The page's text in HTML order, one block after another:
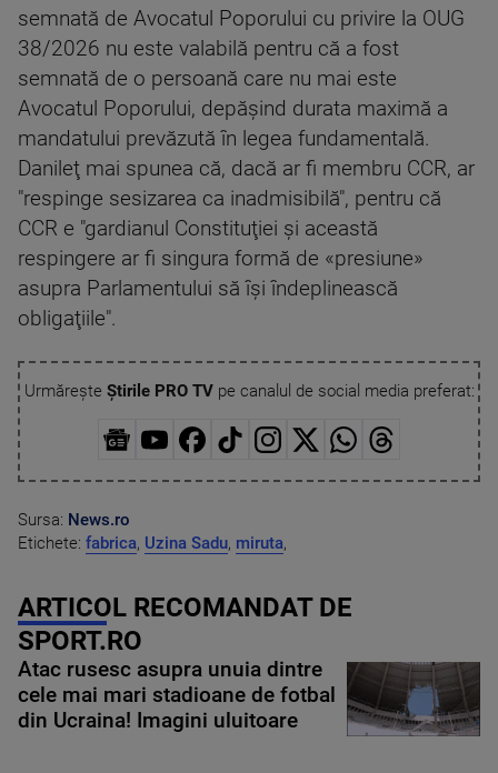
semnată de Avocatul Poporului cu privire la OUG
38/2026 nu este valabilă pentru că a fost
semnată de o persoană care nu mai este
Avocatul Poporului, depăşind durata maximă a
mandatului prevăzută în legea fundamentală.
Danileţ mai spunea că, dacă ar fi membru CCR, ar
"respinge sesizarea ca inadmisibilă", pentru că
CCR e "gardianul Constituţiei şi această
respingere ar fi singura formă de «presiune»
asupra Parlamentului să îşi îndeplinească
obligaţiile".
Urmărește Știrile PRO TVpe canalul de social media preferat:
Sursa: News.ro
Etichete: fabrica, Uzina Sadu, miruta,
ARTICOL RECOMANDAT DE
SPORT.RO
Atac rusesc asupra unuia dintre
cele mai mari stadioane de fotbal
din Ucraina! Imagini uluitoare